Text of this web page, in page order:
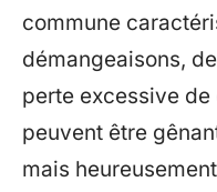
commune
démangeaisons,
perte excessive
peuvent être
mais